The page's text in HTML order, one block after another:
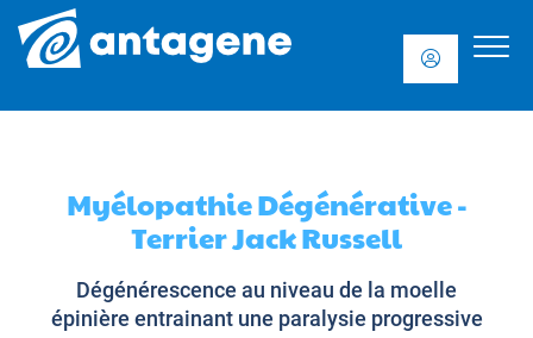
Myélopathie Dégénérative -
Terrier Jack Russell
Dégénérescence au niveau de la moelle
épinière entrainant une paralysie progressive